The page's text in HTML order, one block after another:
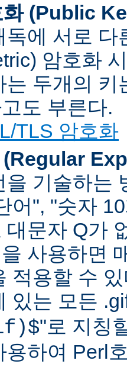
화 (Public
독에 서로
암호화
는 두개의
도 부른다.
TLS 암호화
(Regular
을 기술하는
어", "숫자
대문자 Q가
사용하면
적용할 수
있는 모든
"로 지칭
용하여 Perl